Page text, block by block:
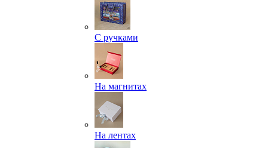
С ручками
На магнитах
На лентах